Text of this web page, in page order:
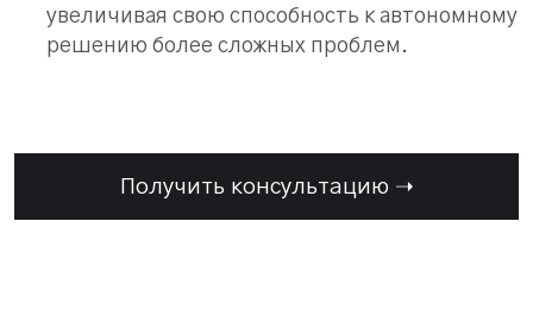
увеличивая свою способность к автономному
решению более сложных проблем.
Получить консультацию ➝